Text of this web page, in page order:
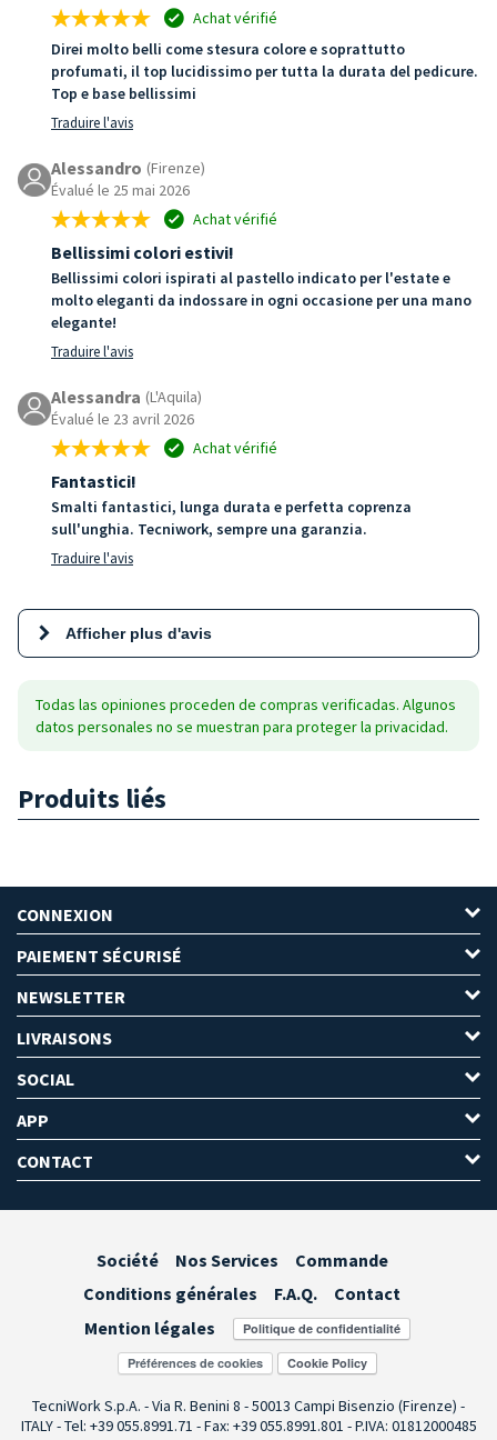
Achat vérifié
Direi molto belli come stesura colore e soprattutto
profumati, il top lucidissimo per tutta la durata del pedicure.
Top e base bellissimi
Traduire l'avis
Alessandro (Firenze)
Évalué le 25 mai 2026
Achat vérifié
Bellissimi colori estivi!
Bellissimi colori ispirati al pastello indicato per l'estate e
molto eleganti da indossare in ogni occasione per una mano
elegante!
Traduire l'avis
Alessandra (L'Aquila)
Évalué le 23 avril 2026
Achat vérifié
Fantastici!
Smalti fantastici, lunga durata e perfetta coprenza
sull'unghia. Tecniwork, sempre una garanzia.
Traduire l'avis
Afficher plus d'avis
Todas las opiniones proceden de compras verificadas. Algunos
datos personales no se muestran para proteger la privacidad.
Produits liés
CONNEXION
PAIEMENT SÉCURISÉ
NEWSLETTER
LIVRAISONS
SOCIAL
APP
CONTACT
Société Nos Services
Commande
Conditions générales
F.A.Q.
Contact
Mention légales
Préférences de cookies
TecniWork S.p.A. - Via R. Benini 8 - 50013 Campi Bisenzio (Firenze) -
ITALY - Tel: +39 055.8991.71 - Fax: +39 055.8991.801 - P.IVA: 01812000485